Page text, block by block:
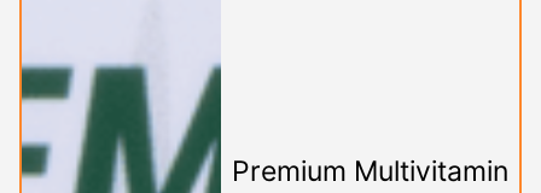
Premium Multivitamin